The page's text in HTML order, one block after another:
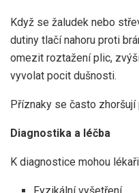
Když se žaludek nebo
dutiny tlačí nahoru proti
omezit roztažení plic,
vyvolat pocit dušnosti.
Příznaky se často zhoršují
Diagnostika a léčba
K diagnostice mohou